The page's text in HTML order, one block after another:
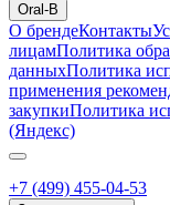
Oral-B
О брендеКонтакты
лицамПолитика
данныхПолитика
применения
закупкиПолитика
(Яндекс)
+7 (499) 455-04-53